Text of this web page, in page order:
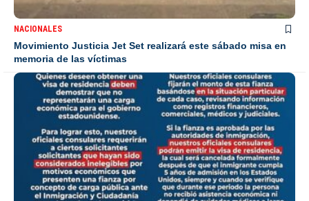
NACIONALES
Movimiento Justicia Jet Set realizará este sábado misa en
memoria de las víctimas